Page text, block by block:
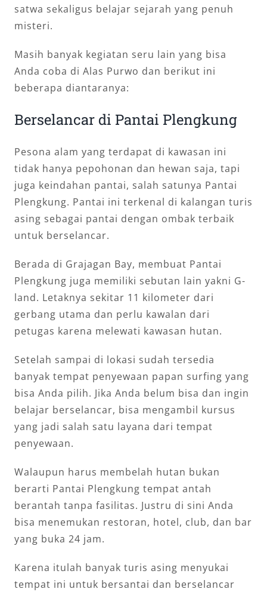
satwa sekaligus belajar sejarah yang penuh
misteri.
Masih banyak kegiatan seru lain yang bisa
Anda coba di Alas Purwo dan berikut ini
beberapa diantaranya:
Berselancar di Pantai Plengkung
Pesona alam yang terdapat di kawasan ini
tidak hanya pepohonan dan hewan saja, tapi
juga keindahan pantai, salah satunya Pantai
Plengkung. Pantai ini terkenal di kalangan turis
asing sebagai pantai dengan ombak terbaik
untuk berselancar.
Berada di Grajagan Bay, membuat Pantai
Plengkung juga memiliki sebutan lain yakni G-
land. Letaknya sekitar 11 kilometer dari
gerbang utama dan perlu kawalan dari
petugas karena melewati kawasan hutan.
Setelah sampai di lokasi sudah tersedia
banyak tempat penyewaan papan surfing yang
bisa Anda pilih. Jika Anda belum bisa dan ingin
belajar berselancar, bisa mengambil kursus
yang jadi salah satu layana dari tempat
penyewaan.
Walaupun harus membelah hutan bukan
berarti Pantai Plengkung tempat antah
berantah tanpa fasilitas. Justru di sini Anda
bisa menemukan restoran, hotel, club, dan bar
yang buka 24 jam.
Karena itulah banyak turis asing menyukai
tempat ini untuk bersantai dan berselancar